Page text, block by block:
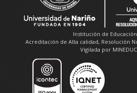
Institución de
Acreditación de Alta calidad, Resolución
Vigilada por